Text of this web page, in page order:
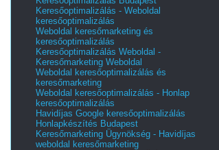
Keresőoptimalizálás - Weboldal
keresőoptimalizálás
Weboldal keresőmarketing és
keresőoptimalizálás
Keresőoptimalizálás Weboldal -
Keresőmarketing Weboldal
Weboldal keresőoptimalizálás és
keresőmarketing
Weboldal keresőoptimalizálás - Honlap
keresőoptimalizálás
Havidíjas Google keresőoptimalizálás
Honlapkészítés Budapest
Keresőmarketing Ügynökség - Havidíjas
weboldal keresőmarketing